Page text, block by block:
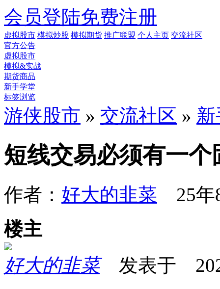
会员登陆免费注册
虚拟股市 模拟炒股 模拟期货 推广联盟 个人主页 交流社区
官方公告
虚拟股市
模拟&实战
期货商品
新手学堂
标签浏览
游侠股市 » 交流社区 »
短线交易必须有一
作者： 好大的韭菜 25年
楼主
好大的韭菜发表于